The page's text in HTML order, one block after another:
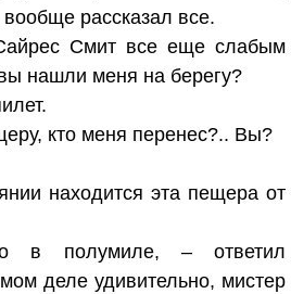
рассказал все.
Смит все еще слабым
нашли меня на берегу?
кто меня перенес?.. Вы?
находится эта пещера от
в полумиле, – ответил
деле удивительно, мистер